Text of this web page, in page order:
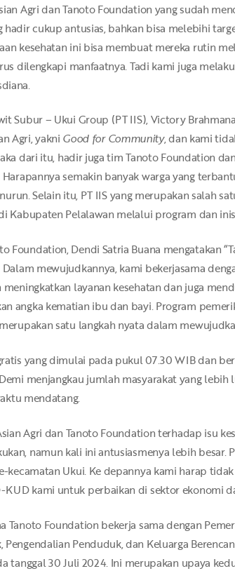
Agri dan Tanoto Foundation yang sudah
cukup antusias, bahkan bisa melebihi
kesehatan ini bisa membuat mereka rutin
dilengkapi manfaatnya. Tadi kami juga
Subur – Ukui Group (PT IIS), Victory
Agri, yakni Good for Community, dan kami
dari itu, hadir juga tim Tanoto Foundation
semakin banyak warga yang
Selain itu, PT IIS yang merupakan salah
Kabupaten Pelalawan melalui program dan
Foundation, Dendi Satria Buana mengatakan
mewujudkannya, kami bekerjasama
layanan kesehatan dan juga
angka kematian ibu dan bayi. Program
satu langkah nyata dalam
yang dimulai pada pukul 07.30 WIB dan
menjangkau jumlah masyarakat yang
mendatang.
Agri dan Tanoto Foundation terhadap isu
namun kali ini antusiasmenya lebih
kecamatan Ukui. Ke depannya kami harap
kami untuk perbaikan di sektor ekonomi
Tanoto Foundation bekerja sama dengan
Pengendalian Penduduk, dan Keluarga
tanggal 30 Juli 2024. Ini merupakan upaya